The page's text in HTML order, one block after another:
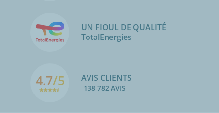
UN FIOUL DE QUALITÉ
TotalEnergies
4.7/5 AVIS CLIENTS
138 782 AVIS